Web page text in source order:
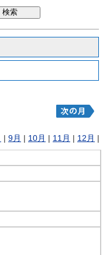
| 9月 | 10月 | 11月 | 12月 |